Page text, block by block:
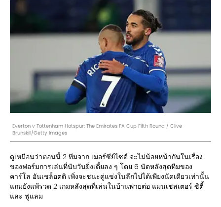
Everton v Tottenham Hotspur: The Emirates FA Cup Fifth Round / Clive
Brunskill/Getty Images
ดูเหมือนว่าตอนนี้ 2 ทีมจาก เมอร์ซีย์ไซด์ จะไม่น้อยหน้ากันในเรื่อง
ของฟอร์มการเล่นที่นับวันยิ่งเตี้ยลง ๆ โดย 6 นัดหลังสุดทีมของ
คาร์โล อันเชล็อตติ เพิ่งจะชนะคู่แข่งในลีกไปได้เพียงนัดเดียวเท่านั้น
แถมยังแพ้รวด 2 เกมหลังสุดที่เล่นในบ้านพ่ายต่อ แมนเชสเตอร์ ซิตี้
และ ฟูแลม